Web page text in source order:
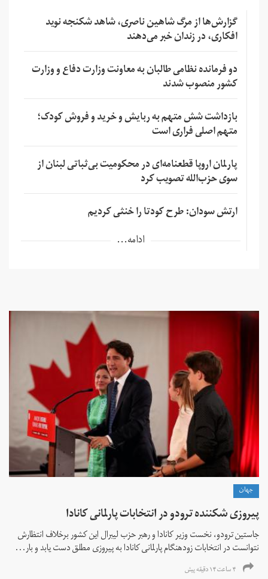
گزارش‌ها از مرگ شاهین ناصری، شاهد شکنجه نوید
افکاری، در زندان خبر می‌دهند
دو فرمانده نظامی طالبان به معاونت وزارت دفاع و وزارت
کشور منصوب شدند
بازداشت شش متهم به ربایش و خرید و فروش کودک؛
متهم اصلی فراری است
پارلمان اروپا قطعنامه‌ای در محکومیت بی‌ثباتی لبنان از
سوی حزب‌الله تصویب کرد
ارتش سودان: طرح کودتا را خنثی کردیم
ادامه...
جهان
پیروزی شکننده ترودو در انتخابات پارلمانی کانادا
جاستین ترودو، نخست وزیر کانادا و رهبر حزب لیبرال این کشور برخلاف انتظارش
نتوانست در انتخابات زود‌هنگام پارلمانی کانادا به پیروزی مطلق دست یابد و بار...
۴ ساعت ۱۴ دقیقه پیش